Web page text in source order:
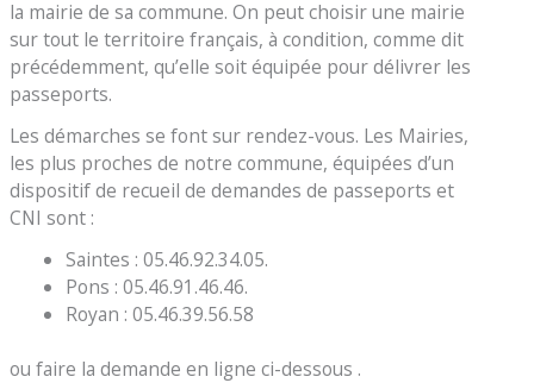
la mairie de sa commune. On peut choisir une mairie
sur tout le territoire français, à condition, comme dit
précédemment, qu’elle soit équipée pour délivrer les
passeports.
Les démarches se font sur rendez-vous. Les Mairies,
les plus proches de notre commune, équipées d’un
dispositif de recueil de demandes de passeports et
CNI sont :
Saintes : 05.46.92.34.05.
Pons : 05.46.91.46.46.
Royan : 05.46.39.56.58
ou faire la demande en ligne ci-dessous .